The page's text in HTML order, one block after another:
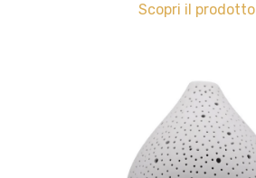
Scopri il prodotto